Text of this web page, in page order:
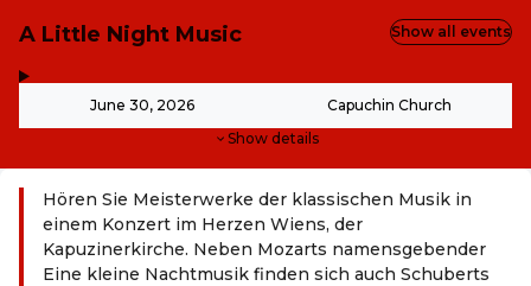
A Little Night Music
June 30, 2026 Capuchin Church
Show details
Show all events
Hören Sie Meisterwerke der klassischen Musik in
einem Konzert im Herzen Wiens, der
Kapuzinerkirche. Neben Mozarts namensgebender
Eine kleine Nachtmusik finden sich auch Schuberts